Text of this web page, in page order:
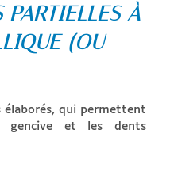
PARTIELLES À
(OU
élaborés, qui permettent
gencive et les dents